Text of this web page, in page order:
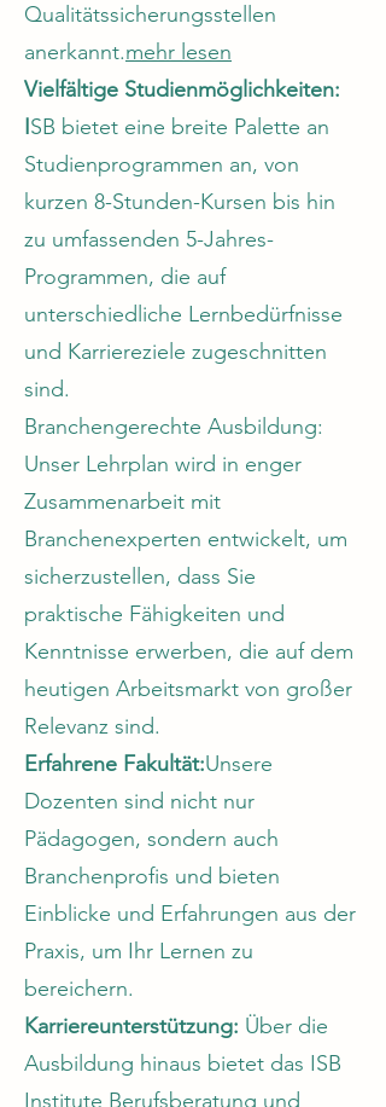
Qualitätssicherungsstellen
anerkannt.mehr lesen
Vielfältige Studienmöglichkeiten:
ISB bietet eine breite Palette an
Studienprogrammen an, von
kurzen 8-Stunden-Kursen bis hin
zu umfassenden 5-Jahres-
Programmen, die auf
unterschiedliche Lernbedürfnisse
und Karriereziele zugeschnitten
sind.
Branchengerechte Ausbildung:
Unser Lehrplan wird in enger
Zusammenarbeit mit
Branchenexperten entwickelt, um
sicherzustellen, dass Sie
praktische Fähigkeiten und
Kenntnisse erwerben, die auf dem
heutigen Arbeitsmarkt von großer
Relevanz sind.
Erfahrene Fakultät:Unsere
Dozenten sind nicht nur
Pädagogen, sondern auch
Branchenprofis und bieten
Einblicke und Erfahrungen aus der
Praxis, um Ihr Lernen zu
bereichern.
Karriereunterstützung: Über die
Ausbildung hinaus bietet das ISB
Institute Berufsberatung und